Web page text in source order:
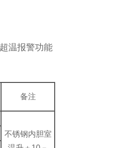
温报警功能
备注
不锈钢内胆室